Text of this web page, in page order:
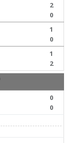
2
0
1
0
1
2
0
0